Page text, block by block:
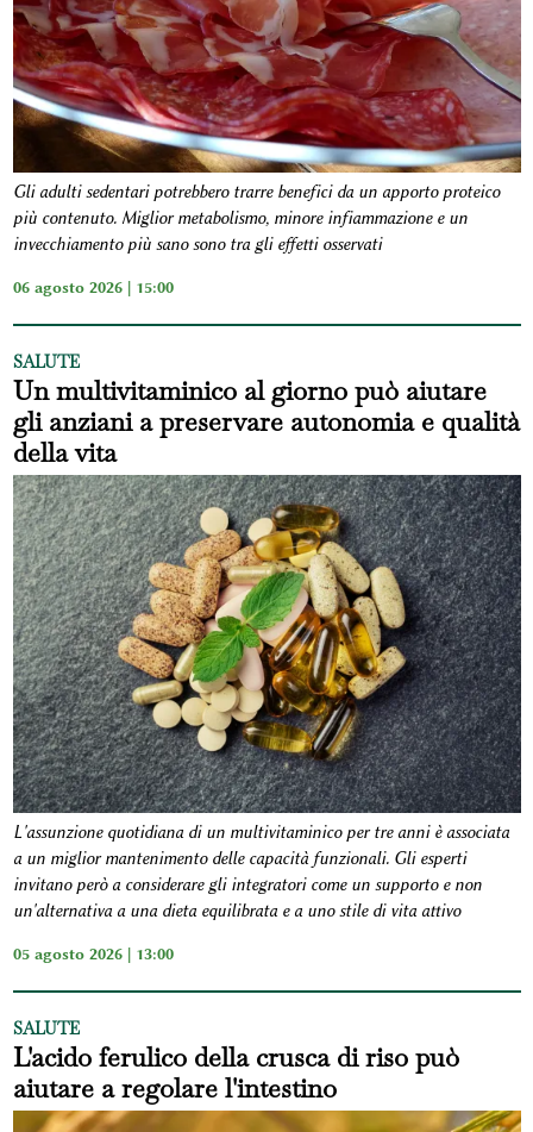
Gli adulti sedentari potrebbero trarre benefici da un apporto proteico
più contenuto. Miglior metabolismo, minore infiammazione e un
invecchiamento più sano sono tra gli effetti osservati
06 agosto 2026 | 15:00
SALUTE
Un multivitaminico al giorno può aiutare
gli anziani a preservare autonomia e qualità
della vita
L'assunzione quotidiana di un multivitaminico per tre anni è associata
a un miglior mantenimento delle capacità funzionali. Gli esperti
invitano però a considerare gli integratori come un supporto e non
un'alternativa a una dieta equilibrata e a uno stile di vita attivo
05 agosto 2026 | 13:00
SALUTE
L'acido ferulico della crusca di riso può
aiutare a regolare l'intestino